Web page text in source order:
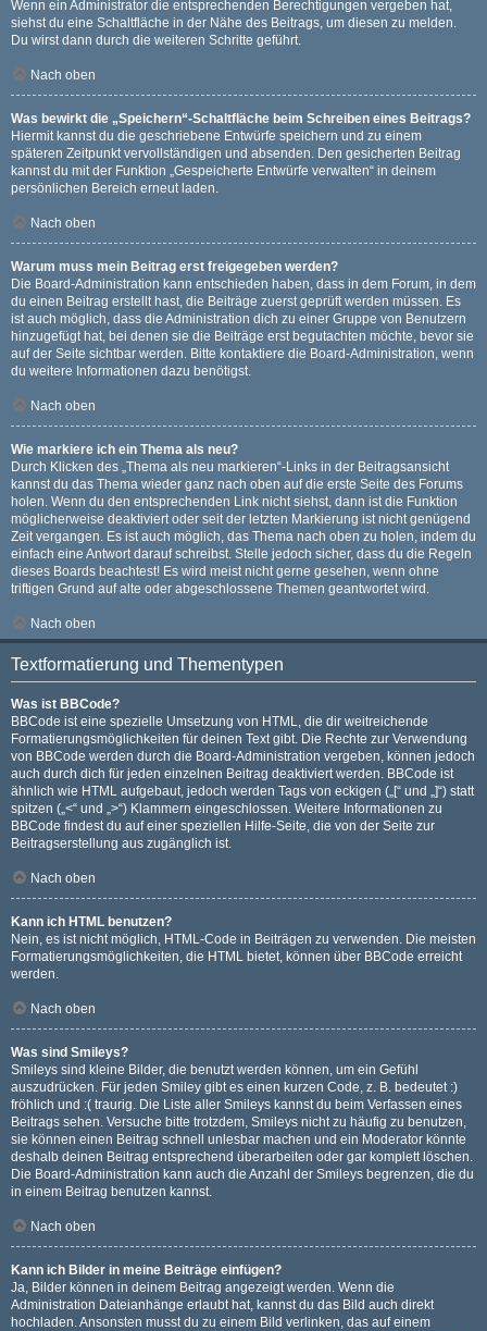
Wenn ein Administrator die entsprechenden Berechtigungen vergeben hat,
siehst du eine Schaltfläche in der Nähe des Beitrags, um diesen zu melden.
Du wirst dann durch die weiteren Schritte geführt.
Nach oben
Was bewirkt die „Speichern“-Schaltfläche beim Schreiben eines Beitrags?
Hiermit kannst du die geschriebene Entwürfe speichern und zu einem
späteren Zeitpunkt vervollständigen und absenden. Den gesicherten Beitrag
kannst du mit der Funktion „Gespeicherte Entwürfe verwalten“ in deinem
persönlichen Bereich erneut laden.
Nach oben
Warum muss mein Beitrag erst freigegeben werden?
Die Board-Administration kann entschieden haben, dass in dem Forum, in dem
du einen Beitrag erstellt hast, die Beiträge zuerst geprüft werden müssen. Es
ist auch möglich, dass die Administration dich zu einer Gruppe von Benutzern
hinzugefügt hat, bei denen sie die Beiträge erst begutachten möchte, bevor sie
auf der Seite sichtbar werden. Bitte kontaktiere die Board-Administration, wenn
du weitere Informationen dazu benötigst.
Nach oben
Wie markiere ich ein Thema als neu?
Durch Klicken des „Thema als neu markieren“-Links in der Beitragsansicht
kannst du das Thema wieder ganz nach oben auf die erste Seite des Forums
holen. Wenn du den entsprechenden Link nicht siehst, dann ist die Funktion
möglicherweise deaktiviert oder seit der letzten Markierung ist nicht genügend
Zeit vergangen. Es ist auch möglich, das Thema nach oben zu holen, indem du
einfach eine Antwort darauf schreibst. Stelle jedoch sicher, dass du die Regeln
dieses Boards beachtest! Es wird meist nicht gerne gesehen, wenn ohne
triftigen Grund auf alte oder abgeschlossene Themen geantwortet wird.
Nach oben
Textformatierung und Thementypen
Was ist BBCode?
BBCode ist eine spezielle Umsetzung von HTML, die dir weitreichende
Formatierungsmöglichkeiten für deinen Text gibt. Die Rechte zur Verwendung
von BBCode werden durch die Board-Administration vergeben, können jedoch
auch durch dich für jeden einzelnen Beitrag deaktiviert werden. BBCode ist
ähnlich wie HTML aufgebaut, jedoch werden Tags von eckigen („[“ und „]“) statt
spitzen („<“ und „>“) Klammern eingeschlossen. Weitere Informationen zu
BBCode findest du auf einer speziellen Hilfe-Seite, die von der Seite zur
Beitragserstellung aus zugänglich ist.
Nach oben
Kann ich HTML benutzen?
Nein, es ist nicht möglich, HTML-Code in Beiträgen zu verwenden. Die meisten
Formatierungsmöglichkeiten, die HTML bietet, können über BBCode erreicht
werden.
Nach oben
Was sind Smileys?
Smileys sind kleine Bilder, die benutzt werden können, um ein Gefühl
auszudrücken. Für jeden Smiley gibt es einen kurzen Code, z. B. bedeutet :)
fröhlich und :( traurig. Die Liste aller Smileys kannst du beim Verfassen eines
Beitrags sehen. Versuche bitte trotzdem, Smileys nicht zu häufig zu benutzen,
sie können einen Beitrag schnell unlesbar machen und ein Moderator könnte
deshalb deinen Beitrag entsprechend überarbeiten oder gar komplett löschen.
Die Board-Administration kann auch die Anzahl der Smileys begrenzen, die du
in einem Beitrag benutzen kannst.
Nach oben
Kann ich Bilder in meine Beiträge einfügen?
Ja, Bilder können in deinem Beitrag angezeigt werden. Wenn die
Administration Dateianhänge erlaubt hat, kannst du das Bild auch direkt
hochladen. Ansonsten musst du zu einem Bild verlinken, das auf einem